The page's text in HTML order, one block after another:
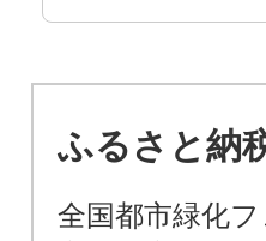
ふるさと納
全国都市緑化